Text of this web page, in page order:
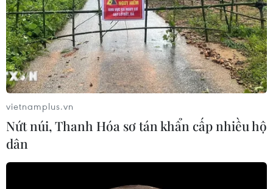
vietnamplus.vn
Nứt núi, Thanh Hóa sơ tán khẩn cấp nhiều hộ
dân